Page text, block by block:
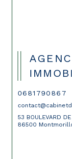
0681790867
53 BOULEVARD
86500